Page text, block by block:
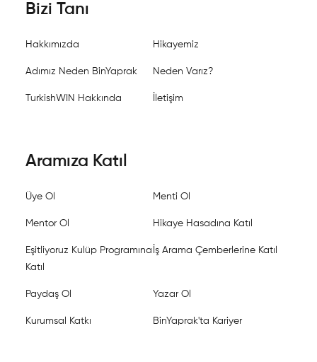
Bizi Tanı
Hakkımızda Hikayemiz
Adımız Neden BinYaprak Neden Varız?
TurkishWIN Hakkında İletişim
Aramıza Katıl
Üye Ol Menti Ol
Mentor Ol Hikaye Hasadına Katıl
Eşitliyoruz Kulüp Programına
Katıl
İş Arama Çemberlerine Katıl
Paydaş Ol Yazar Ol
Kurumsal Katkı BinYaprak'ta Kariyer